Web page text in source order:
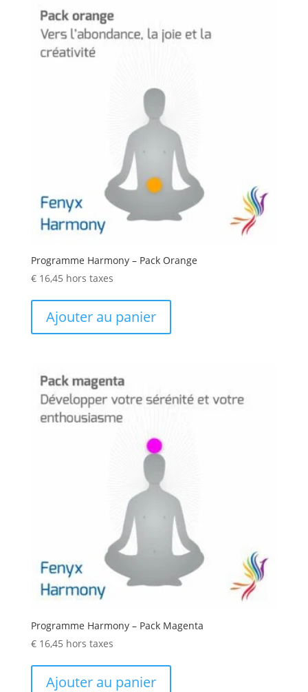
Programme Harmony – Pack Orange
€16,45 hors taxes
Ajouter au panier
Programme Harmony – Pack Magenta
€16,45 hors taxes
Ajouter au panier